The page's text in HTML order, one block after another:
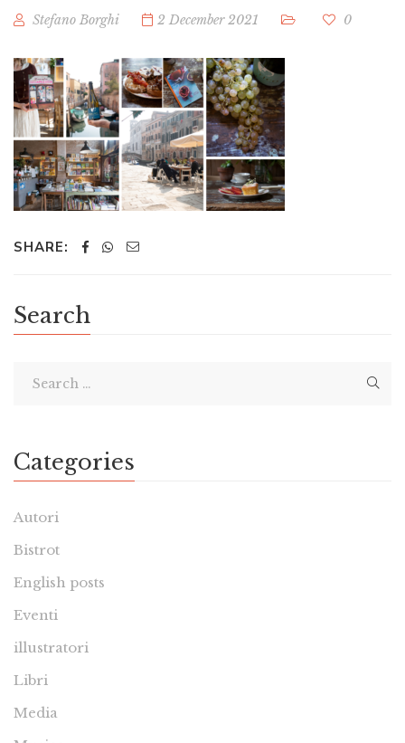
Stefano Borghi 2 December 2021 0
SHARE:
Search
Categories
Autori
Bistrot
English posts
Eventi
illustratori
Libri
Media